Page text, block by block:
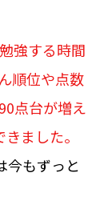
強する時間
順位や点数
点台が増え
ました。
今もずっと